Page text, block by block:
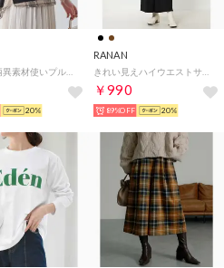
20%
RANAN
きれい見えハイウエストサロペット （ブラック）
￥990
89%OFF 20%